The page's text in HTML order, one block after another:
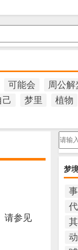
可能会 周公解
己
梦里 植物
请输
梦
请参见